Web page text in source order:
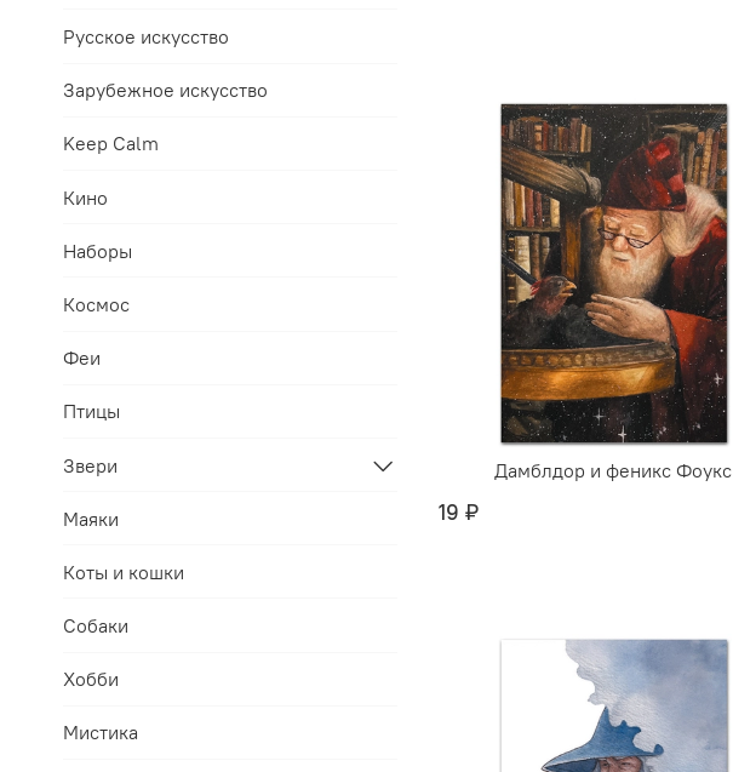
Дамблдор и феникс Фоукс
19 ₽
Русское искусство
Зарубежное искусство
Keep Calm
Кино
Наборы
Космос
Феи
Птицы
Звери
Маяки
Коты и кошки
Собаки
Хобби
Мистика